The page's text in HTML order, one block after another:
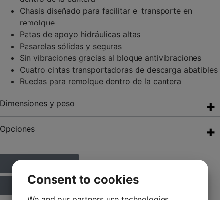
Chasis diseñado para facilitar el transporte en
remolque
Patas de apoyo hidráulicas altas
Pasarelas sólidas y seguras
Sin vibraciones gracias al bloque antivibraciones
Cuatro cintas transportadoras de descarga abatibles
Ruedas para remolque dentro de la cantera
Dimensiones y peso
Opciones
Oferta gratuita
Descargar brochure
Consent to cookies